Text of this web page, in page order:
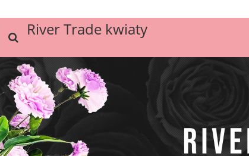
River Trade kwiaty